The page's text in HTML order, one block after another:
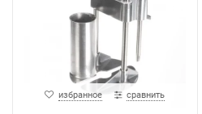
избранное сравнить